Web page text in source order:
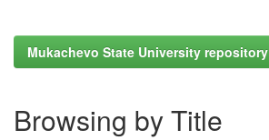
Mukachevo State University repository
Browsing by Title